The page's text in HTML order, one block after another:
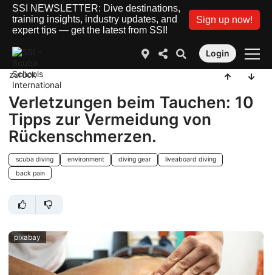
SSI NEWSLETTER: Dive destinations,
training insights, industry updates, and
expert tips — get the latest from SSI!
Sign up now!
Login
zurück
Verletzungen beim Tauchen: 10
Tipps zur Vermeidung von
Rückenschmerzen.
scuba diving environment diving gear
liveaboard diving
back pain
pixabay